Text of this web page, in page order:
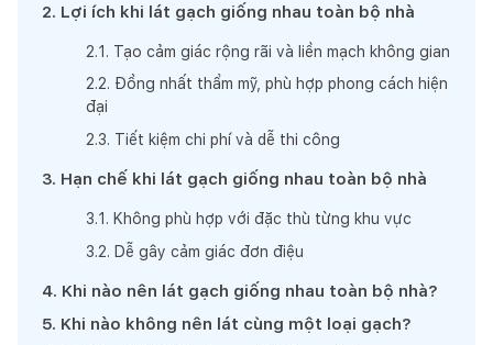
2. Lợi ích khi lát gạch giống nhau toàn bộ nhà
2.1 . Tạo cảm giác rộng rãi và liền mạch không gian
2.2. Đồng nhất thẩm mỹ, phù hợp phong cách hiện
đại
2.3. Tiết kiệm chi phí và dễ thi công
3. Hạn chế khi lát gạch giống nhau toàn bộ nhà
3.1 . Không phù hợp với đặc thù từng khu vực
3.2. Dễ gây cảm giác đơn điệu
4. Khi nào nên lát gạch giống nhau toàn bộ nhà?
5. Khi nào không nên lát cùng một loại gạch?